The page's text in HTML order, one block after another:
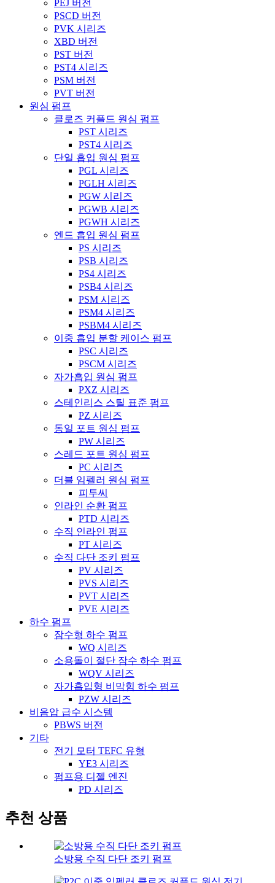
PEJ 버전
PSCD 버전
PVK 시리즈
XBD 버전
PST 버전
PST4 시리즈
PSM 버전
PVT 버전
원심 펌프
클로즈 커플드 원심 펌프
PST 시리즈
PST4 시리즈
단일 흡입 원심 펌프
PGL 시리즈
PGLH 시리즈
PGW 시리즈
PGWB 시리즈
PGWH 시리즈
엔드 흡입 원심 펌프
PS 시리즈
PSB 시리즈
PS4 시리즈
PSB4 시리즈
PSM 시리즈
PSM4 시리즈
PSBM4 시리즈
이중 흡입 분할 케이스 펌프
PSC 시리즈
PSCM 시리즈
자가흡입 원심 펌프
PXZ 시리즈
스테인리스 스틸 표준 펌프
PZ 시리즈
동일 포트 원심 펌프
PW 시리즈
스레드 포트 원심 펌프
PC 시리즈
더블 임펠러 원심 펌프
피투씨
인라인 순환 펌프
PTD 시리즈
수직 인라인 펌프
PT 시리즈
수직 다단 조키 펌프
PV 시리즈
PVS 시리즈
PVT 시리즈
PVE 시리즈
하수 펌프
잠수형 하수 펌프
WQ 시리즈
소용돌이 절단 잠수 하수 펌프
WQV 시리즈
자가흡입형 비막힘 하수 펌프
PZW 시리즈
비음압 급수 시스템
PBWS 버전
기타
전기 모터 TEFC 유형
YE3 시리즈
펌프용 디젤 엔진
PD 시리즈
추천 상품
소방용 수직 다단 조키 펌프